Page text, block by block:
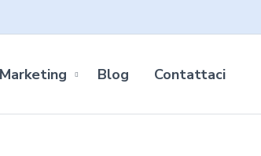
Blog Contattaci